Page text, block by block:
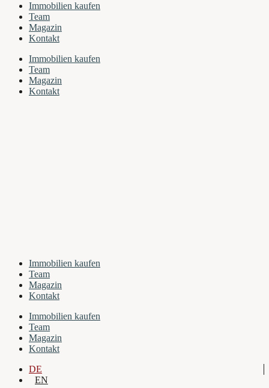
Immobilien kaufen
Team
Magazin
Kontakt
Immobilien kaufen
Team
Magazin
Kontakt
Immobilien kaufen
Team
Magazin
Kontakt
Immobilien kaufen
Team
Magazin
Kontakt
DE
EN